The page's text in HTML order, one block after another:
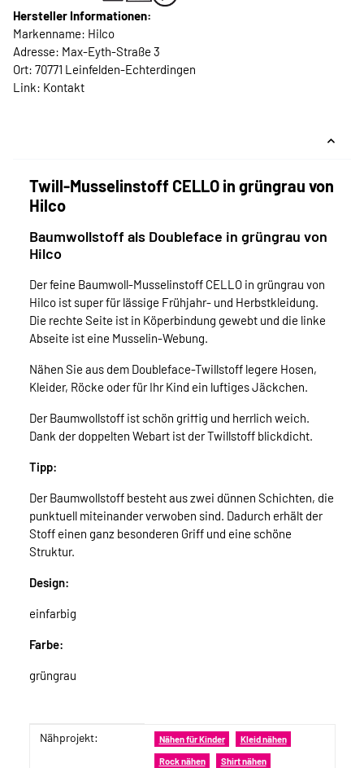
Hersteller Informationen:
Markenname: Hilco
Adresse: Max-Eyth-Straße 3
Ort: 70771 Leinfelden-Echterdingen
Link: Kontakt
Twill-Musselinstoff CELLO in grüngrau von
Hilco
Baumwollstoff als Doubleface in grüngrau von
Hilco
Der feine Baumwoll-Musselinstoff CELLO in grüngrau von
Hilco ist super für lässige Frühjahr- und Herbstkleidung.
Die rechte Seite ist in Köperbindung gewebt und die linke
Abseite ist eine Musselin-Webung.
Nähen Sie aus dem Doubleface-Twillstoff legere Hosen,
Kleider, Röcke oder für Ihr Kind ein luftiges Jäckchen.
Der Baumwollstoff ist schön griffig und herrlich weich.
Dank der doppelten Webart ist der Twillstoff blickdicht.
Tipp:
Der Baumwollstoff besteht aus zwei dünnen Schichten, die
punktuell miteinander verwoben sind. Dadurch erhält der
Stoff einen ganz besonderen Griff und eine schöne
Struktur.
Design:
einfarbig
Farbe:
grüngrau
Produkteigenschaft
Wert
Nähprojekt: Nähen für Kinder Kleid nähen
Rock nähen Shirt nähen